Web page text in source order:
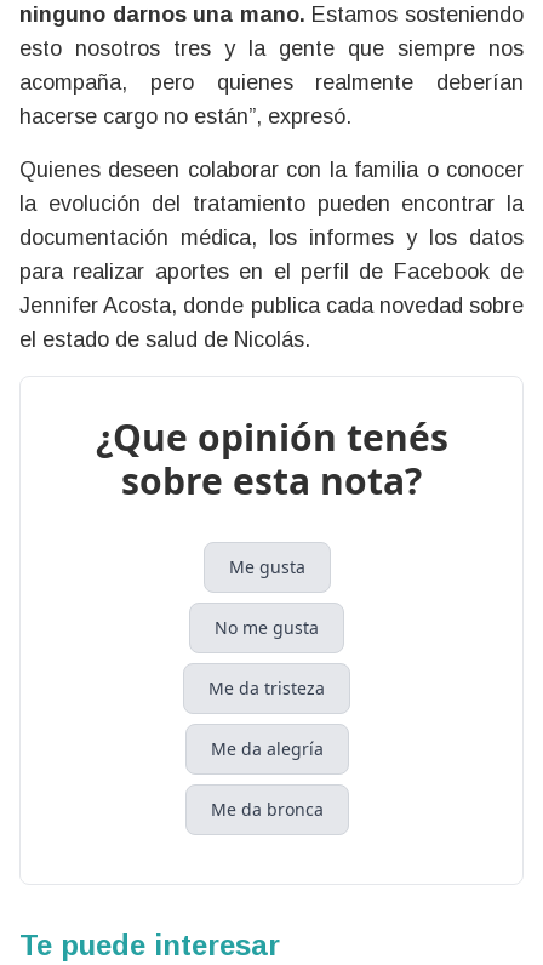
ninguno darnos una mano. Estamos sosteniendo
esto nosotros tres y la gente que siempre nos
acompaña, pero quienes realmente deberían
hacerse cargo no están”, expresó.
Quienes deseen colaborar con la familia o conocer
la evolución del tratamiento pueden encontrar la
documentación médica, los informes y los datos
para realizar aportes en el perfil de Facebook de
Jennifer Acosta, donde publica cada novedad sobre
el estado de salud de Nicolás.
¿Que opinión tenés
sobre esta nota?
Me gusta
No me gusta
Me da tristeza
Me da alegría
Me da bronca
Te puede interesar